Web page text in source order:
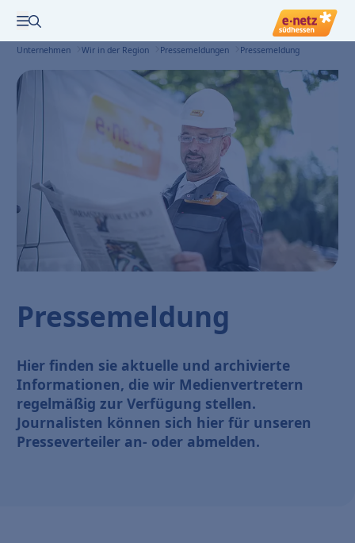
Menü öffnen
Unternehmen Wir in der Region Pressemeldungen Pressemeldung
Pressemeldung
Hier finden sie aktuelle und archivierte
Informationen, die wir Medienvertretern
regelmäßig zur Verfügung stellen.
Journalisten können sich hier für unseren
Presseverteiler an- oder abmelden.